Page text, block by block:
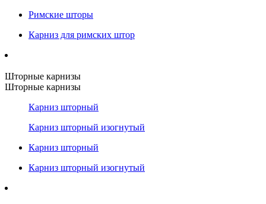
Римские шторы
Карниз для римских штор
Шторные карнизы
Шторные карнизы
Карниз шторный
Карниз шторный изогнутый
Карниз шторный
Карниз шторный изогнутый